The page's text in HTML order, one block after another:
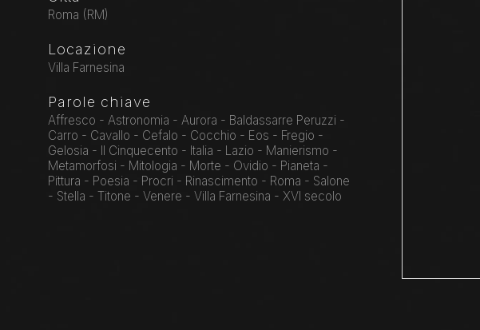
Roma (RM)
Locazione
Villa Farnesina
Parole chiave
Affresco - Astronomia - Aurora - Baldassarre Peruzzi -
Carro - Cavallo - Cefalo - Cocchio - Eos - Fregio -
Gelosia - Il Cinquecento - Italia - Lazio - Manierismo -
Metamorfosi - Mitologia - Morte - Ovidio - Pianeta -
Pittura - Poesia - Procri - Rinascimento - Roma - Salone
- Stella - Titone - Venere - Villa Farnesina - XVI secolo